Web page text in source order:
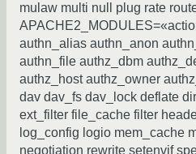
mulaw multi null plug rate
authn_alias authn_anon
authn_file authz_dbm
authz_host authz_owner
dav dav_fs dav_lock deflate
ext_filter file_cache filter
log_config logio mem_cache
negotiation rewrite setenvif